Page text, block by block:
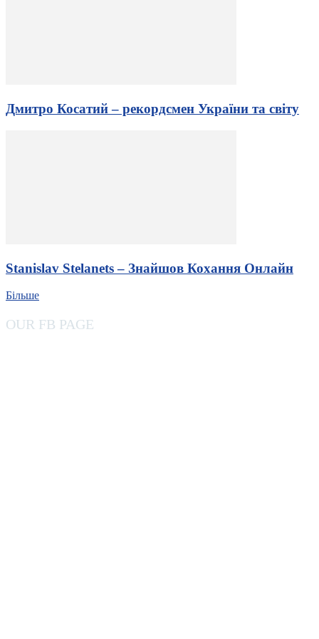
Дмитро Косатий – рекордсмен України та світу
Stanislav Stelanets – Знайшов Кохання Онлайн
Більше
OUR FB PAGE